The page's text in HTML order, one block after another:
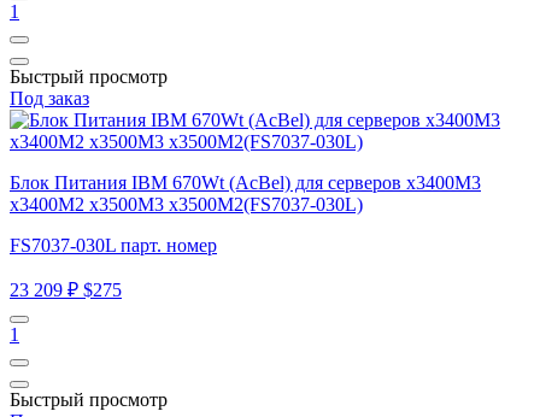
1
Быстрый просмотр
Под заказ
Блок Питания IBM 670Wt (AcBel) для серверов x3400M3
x3400M2 x3500M3 x3500M2(FS7037-030L)
FS7037-030L парт. номер
23 209 ₽ $275
1
Быстрый просмотр